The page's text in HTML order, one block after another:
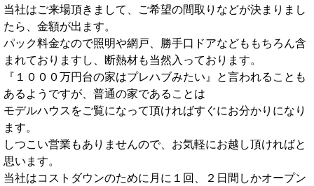
当社はご来場頂きまして、ご希望の間取りなどが決まりまし
たら、金額が出ます。
パック料金なので照明や網戸、勝手口ドアなどももちろん含
まれておりますし、断熱材も当然入っております。
『１０００万円台の家はプレハブみたい』と言われることも
あるようですが、普通の家であることは
モデルハウスをご覧になって頂ければすぐにお分かりになり
ます。
しつこい営業もありませんので、お気軽にお越し頂ければと
思います。
当社はコストダウンのために月に１回、２日間しかオープン